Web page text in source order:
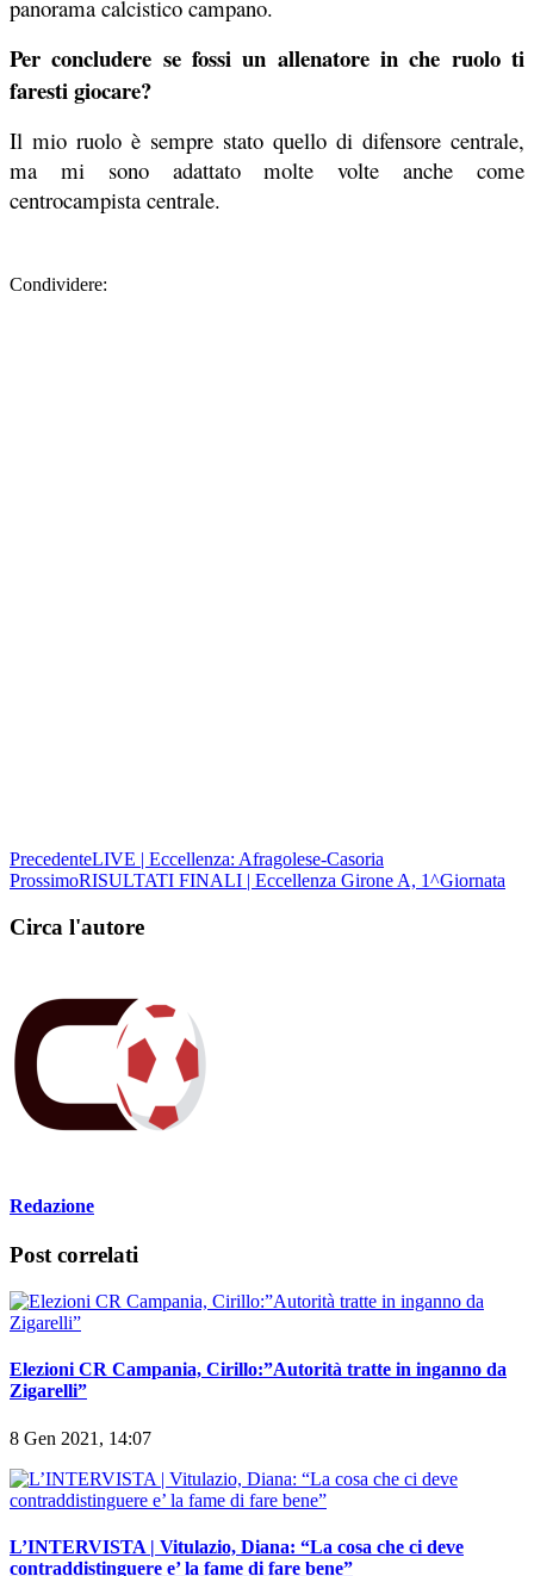
panorama calcistico campano.
Per concludere se fossi un allenatore in che ruolo ti
faresti giocare?
Il mio ruolo è sempre stato quello di difensore centrale,
ma mi sono adattato molte volte anche come
centrocampista centrale.
Condividere:
PrecedenteLIVE | Eccellenza: Afragolese-Casoria
ProssimoRISULTATI FINALI | Eccellenza Girone A, 1^Giornata
Circa l'autore
Redazione
Post correlati
Elezioni CR Campania, Cirillo:”Autorità tratte in inganno da
Zigarelli”
8 Gen 2021, 14:07
L’INTERVISTA | Vitulazio, Diana: “La cosa che ci deve
contraddistinguere e’ la fame di fare bene”